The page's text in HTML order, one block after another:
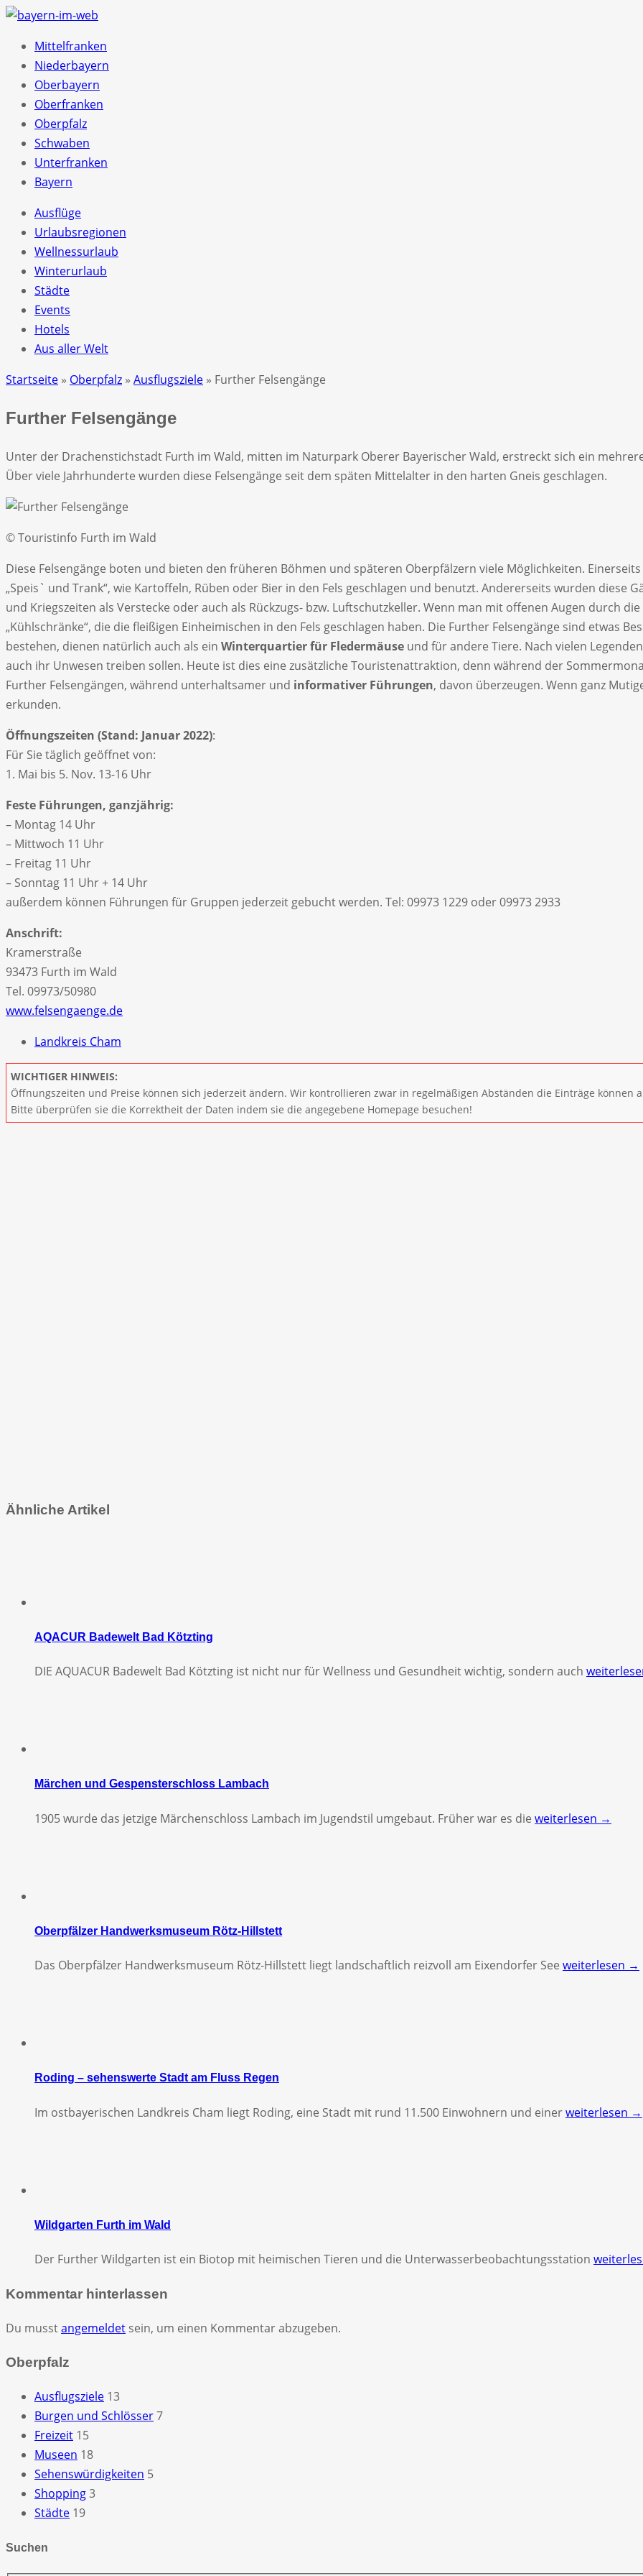
Mittelfranken
Niederbayern
Oberbayern
Oberfranken
Oberpfalz
Schwaben
Unterfranken
Bayern
Ausflüge
Urlaubsregionen
Wellnessurlaub
Winterurlaub
Städte
Events
Hotels
Aus aller Welt
Startseite » Oberpfalz » Ausflugsziele » Further Felsengänge
Further Felsengänge
Unter der Drachenstichstadt Furth im Wald, mitten im Naturpark Oberer Bayerischer Wald, erstreckt sich ein
Über viele Jahrhunderte wurden diese Felsengänge seit dem späten Mittelalter in den harten Gneis geschlagen.
© Touristinfo Furth im Wald
Diese Felsengänge boten und bieten den früheren Böhmen und späteren Oberpfälzern viele Möglichkeiten.
„Speis` und Trank“, wie Kartoffeln, Rüben oder Bier in den Fels geschlagen und benutzt. Andererseits wurden diese
und Kriegszeiten als Verstecke oder auch als Rückzugs- bzw. Luftschutzkeller. Wenn man mit offenen Augen durch
„Kühlschränke“, die die fleißigen Einheimischen in den Fels geschlagen haben. Die Further Felsengänge sind etwas
bestehen, dienen natürlich auch als ein Winterquartier für Fledermäuse und für andere Tiere. Nach vielen
auch ihr Unwesen treiben sollen. Heute ist dies eine zusätzliche Touristenattraktion, denn während der
Further Felsengängen, während unterhaltsamer und informativer Führungen, davon überzeugen. Wenn ganz
erkunden.
Öffnungszeiten (Stand: Januar 2022):
Für Sie täglich geöffnet von:
1. Mai bis 5. Nov. 13-16 Uhr
Feste Führungen, ganzjährig:
– Montag 14 Uhr
– Mittwoch 11 Uhr
– Freitag 11 Uhr
– Sonntag 11 Uhr + 14 Uhr
außerdem können Führungen für Gruppen jederzeit gebucht werden. Tel: 09973 1229 oder 09973 2933
Anschrift:
Kramerstraße
93473 Furth im Wald
Tel. 09973/50980
www.felsengaenge.de
Landkreis Cham
WICHTIGER HINWEIS:
Öffnungszeiten und Preise können sich jederzeit ändern. Wir kontrollieren zwar in regelmäßigen Abständen die Einträge können
Bitte überprüfen sie die Korrektheit der Daten indem sie die angegebene Homepage besuchen!
Ähnliche Artikel
AQACUR Badewelt Bad Kötzting
DIE AQUACUR Badewelt Bad Kötzting ist nicht nur für Wellness und Gesundheit wichtig, sondern auch
Märchen und Gespensterschloss Lambach
1905 wurde das jetzige Märchenschloss Lambach im Jugendstil umgebaut. Früher war es die weiterlesen →
Oberpfälzer Handwerksmuseum Rötz-Hillstett
Das Oberpfälzer Handwerksmuseum Rötz-Hillstett liegt landschaftlich reizvoll am Eixendorfer See weiterlesen →
Roding – sehenswerte Stadt am Fluss Regen
Im ostbayerischen Landkreis Cham liegt Roding, eine Stadt mit rund 11.500 Einwohnern und einerweiterlesen →
Wildgarten Furth im Wald
Der Further Wildgarten ist ein Biotop mit heimischen Tieren und die Unterwasserbeobachtungsstation
Kommentar hinterlassen
Du musstangemeldet sein, um einen Kommentar abzugeben.
Oberpfalz
Ausflugsziele 13
Burgen und Schlösser7
Freizeit 15
Museen 18
Sehenswürdigkeiten 5
Shopping3
Städte 19
Suchen